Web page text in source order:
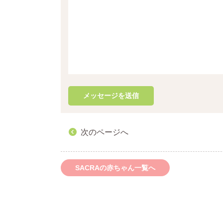
次のページへ
SACRAの赤ちゃん一覧へ